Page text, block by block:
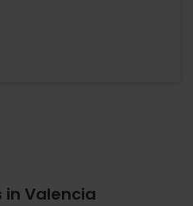
in Valencia